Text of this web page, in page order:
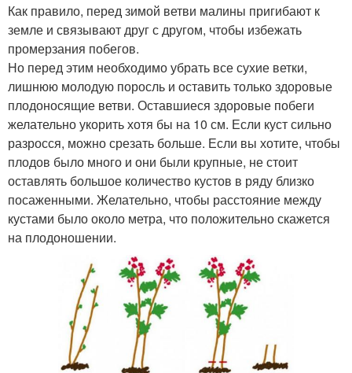
Как правило, перед зимой ветви малины пригибают к
земле и связывают друг с другом, чтобы избежать
промерзания побегов.
Но перед этим необходимо убрать все сухие ветки,
лишнюю молодую поросль и оставить только здоровые
плодоносящие ветви. Оставшиеся здоровые побеги
желательно укорить хотя бы на 10 см. Если куст сильно
разросся, можно срезать больше. Если вы хотите, чтобы
плодов было много и они были крупные, не стоит
оставлять большое количество кустов в ряду близко
посаженными. Желательно, чтобы расстояние между
кустами было около метра, что положительно скажется
на плодоношении.